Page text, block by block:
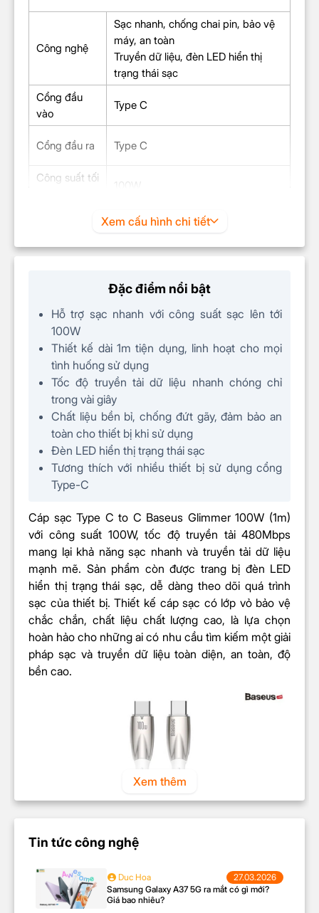
Công nghệ
Sạc nhanh, chống chai pin, bảo vệ
máy, an toàn
Truyền dữ liệu, đèn LED hiển thị
trạng thái sạc
Cổng đầu
vào
Type C
Cổng đầu ra Type C
Công suất tối
Hãng không công bố
Chất liệu, màu sắc, kích thước
Chất liệu Hợp kim kẽm + Nylon
Màu sắc Xanh, Trắng
Kích thước 1m
Bộ sản phẩm gồm
Sách hướng dẫn sử dụng
Xem cấu hình chi tiết
Đặc điểm nổi bật
Hỗ trợ sạc nhanh với công suất sạc lên tới
100W
Thiết kế dài 1m tiện dụng, linh hoạt cho mọi
tình huống sử dụng
Tốc độ truyền tải dữ liệu nhanh chóng chỉ
trong vài giây
Chất liệu bền bỉ, chống đứt gãy, đảm bảo an
toàn cho thiết bị khi sử dụng
Đèn LED hiển thị trạng thái sạc
Tương thích với nhiều thiết bị sử dụng cổng
Type-C
Cáp sạc Type C to C Baseus Glimmer 100W (1m)
với công suất 100W, tốc độ truyền tải 480Mbps
mang lại khả năng sạc nhanh và truyền tải dữ liệu
mạnh mẽ. Sản phẩm còn được trang bị đèn LED
hiển thị trạng thái sạc, dễ dàng theo dõi quá trình
sạc của thiết bị. Thiết kế cáp sạc có lớp vỏ bảo vệ
chắc chắn, chất liệu chất lượng cao, là lựa chọn
hoàn hảo cho những ai có nhu cầu tìm kiếm một giải
pháp sạc và truyền dữ liệu toàn diện, an toàn, độ
bền cao.
Xem thêm
Tin tức công nghệ
Duc Hoa
27.03.2026
Samsung Galaxy A37 5G ra mắt có gì mới?
Giá bao nhiêu?